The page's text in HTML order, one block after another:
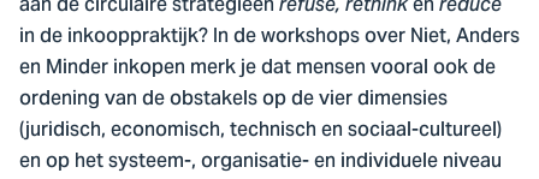
in de inkooppraktijk? In de workshops over Niet, Anders
en Minder inkopen merk je dat mensen vooral ook de
ordening van de obstakels op de vier dimensies
(juridisch, economisch, technisch en sociaal-cultureel)
en op het systeem-, organisatie- en individuele niveau